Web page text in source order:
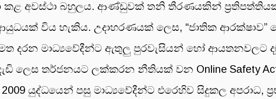
කළ අවස්ථා බහුලය. ආණ්ඩුවක් තනි තීරණයකින්
විය හැකිය. උදාහරණයක් ලෙස, “ජාතික ආරක්ෂාව”
දරන මාධ්‍යවේදීන්ට ඇතුලු පුරවැසියන් හෝ ආයතනවලට
ලෙස තර්ජනයට ලක්කරන නීතියක් වන Online Safety
යුද්ධයෙන් පසු මාධ්‍යවේදීන්ට එරෙහිව සිදුකල අපරාධ,